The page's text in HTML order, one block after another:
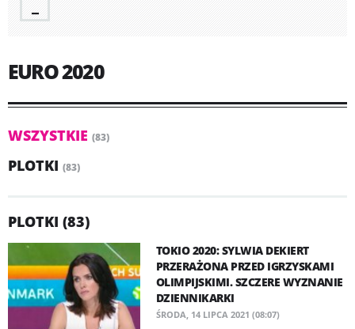
EURO 2020
WSZYSTKIE (83)
PLOTKI (83)
PLOTKI (83)
TOKIO 2020: SYLWIA DEKIERT
PRZERAŻONA PRZED IGRZYSKAMI
OLIMPIJSKIMI. SZCZERE WYZNANIE
DZIENNIKARKI
ŚRODA, 14 LIPCA 2021 (08:07)